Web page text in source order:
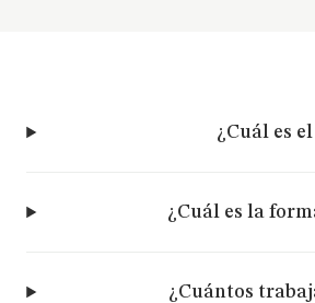
¿Cuál es
¿Cuál es la
¿Cuántos